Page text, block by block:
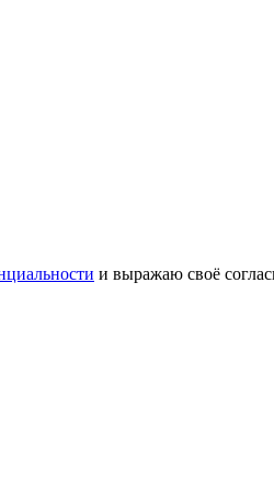
и выражаю своё